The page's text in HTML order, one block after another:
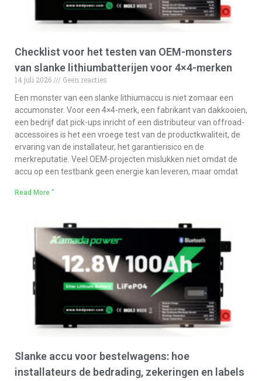
Checklist voor het testen van OEM-monsters
van slanke lithiumbatterijen voor 4×4-merken
14 juli 2026
Geen reacties
Een monster van een slanke lithiumaccu is niet zomaar een
accumonster. Voor een 4×4-merk, een fabrikant van dakkooien,
een bedrijf dat pick-ups inricht of een distributeur van offroad-
accessoires is het een vroege test van de productkwaliteit, de
ervaring van de installateur, het garantierisico en de
merkreputatie. Veel OEM-projecten mislukken niet omdat de
accu op een testbank geen energie kan leveren, maar omdat
Read More "
Slanke accu voor bestelwagens: hoe
installateurs de bedrading, zekeringen en labels